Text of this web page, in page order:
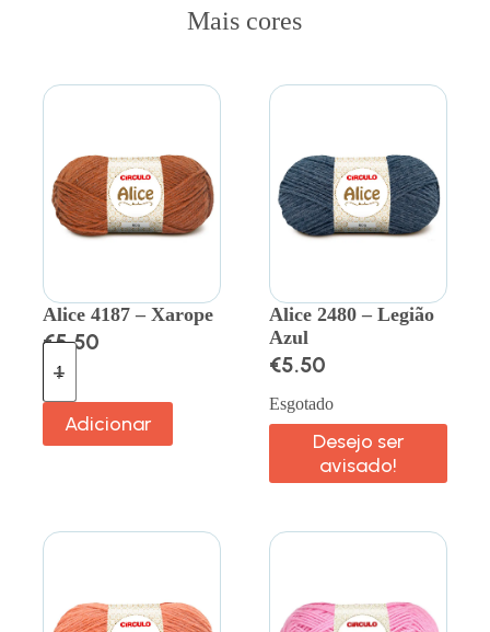
Mais cores
Alice 4187 – Xarope
€5.50
Adicionar
Alice 2480 – Legião
Azul
€5.50
Esgotado
Desejo ser
avisado!